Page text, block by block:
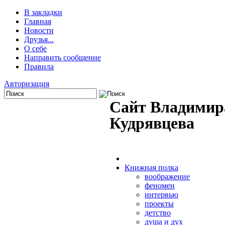
В закладки
Главная
Новости
Друзья...
О себе
Направить сообщение
Правила
Авторизация
Сайт
Кудрявцева
Книжная полка
воображение
феномен
интервью
проекты
детство
душа и дух